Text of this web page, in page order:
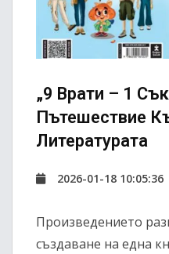
„9 Врати – 1
Пътешествие
Литературата
2026-01-18 10:05:36
Произведението
създаване на една